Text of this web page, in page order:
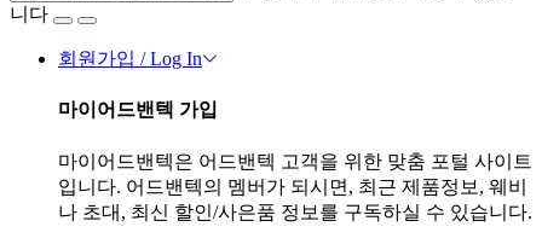
니다
회원가입 / Log In
마이어드밴텍 가입
마이어드밴텍은 어드밴텍 고객을 위한 맞춤 포털 사이트
입니다. 어드밴텍의 멤버가 되시면, 최근 제품정보, 웨비
나 초대, 최신 할인/사은품 정보를 구독하실 수 있습니다.